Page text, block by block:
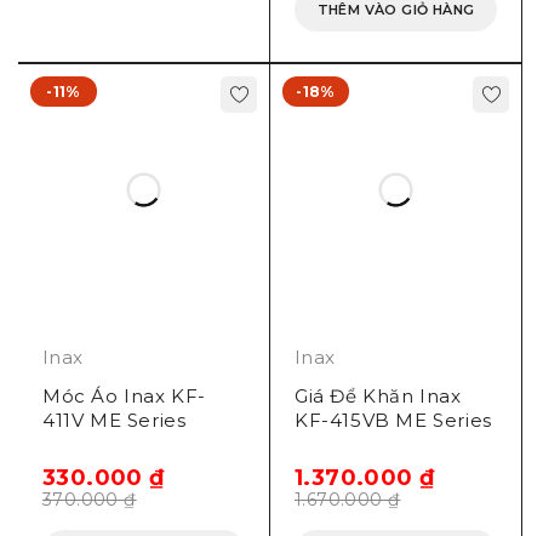
THÊM VÀO GIỎ HÀNG
-11%
Inax
Móc Áo Inax KF-
411V ME Series
370.000₫
330.000₫
-18%
Inax
Giá Để Khăn Inax
KF-415VB ME Series
1.670.000₫
1.370.000₫